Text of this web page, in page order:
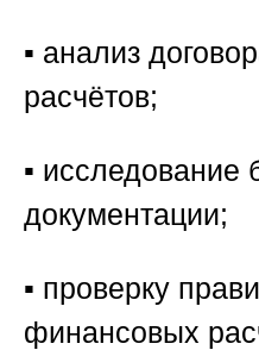
▪️ анализ
расчётов;
▪️ исследование
документации;
▪️ проверку
финансовых